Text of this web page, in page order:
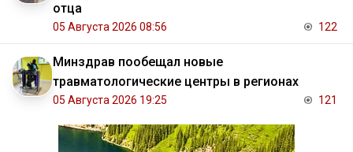
отца
05 Августа 2026 08:56 122
Минздрав пообещал новые
травматологические центры в регионах
05 Августа 2026 19:25 121